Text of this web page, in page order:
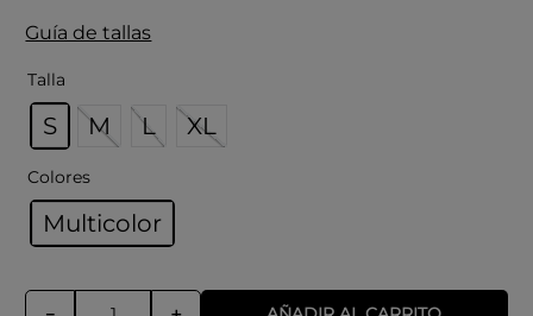
Guía de tallas
Talla
S M L XL
Colores
Multicolor